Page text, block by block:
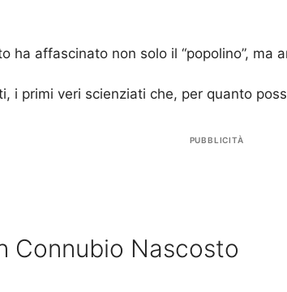
ha affascinato non solo il “popolino”,
i primi veri scienziati che, per quanto
PUBBLICITÀ
Connubio Nascosto